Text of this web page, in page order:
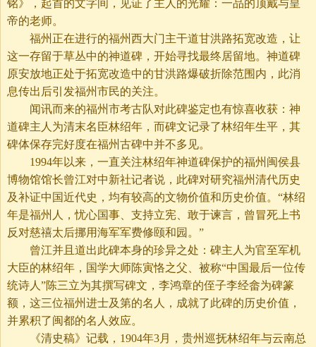
铭》，起首的文字间，见证了主人的光耀：一品的顶戴与皇
帝的老师。
福州正在进行的福州西大门主干道甘洪路拓宽改造，让
这一存留于草丛中的神道碑，开始寻找最终居留地。神道碑
原安放地正处于拓宽改造中的甘洪路爆破折除范围内，此消
息传出后引发福州市民的关注。
闻讯而来的福州市考古队对此碑鉴定也有惊喜收获：神
道碑主人为清末名臣林绍年，而碑文记录了林绍年生平，其
碑体保存完好度在福州古碑中并不多见。
1994年以来，一直关注林绍年神道碑保护的福州闽侯县
博物馆馆长曾江对中新社记者说，此碑对研究福州清代历史
及补证中国近代史，均有较高的文物价值和历史价值。“林绍
年是福州人，忧心国事、支持立宪、敢于谏言，曾冒死上书
反对慈禧太后挪用海军军费修颐和园。”
曾江并且道出此碑本身的珍异之处：碑主人为官至军机
大臣的林绍年，国学大师陈寅恪之父、被称“中国最后一位传
统诗人”陈三立为其撰写碑文，李鸿章的侄子李经畲为碑篆
额，这三位福州进士及第的名人，成就了此碑的历史价值，
并累积了闽都的名人效应。
《清史稿》记载，1904年3月，贵州巡抚林绍年与云南总